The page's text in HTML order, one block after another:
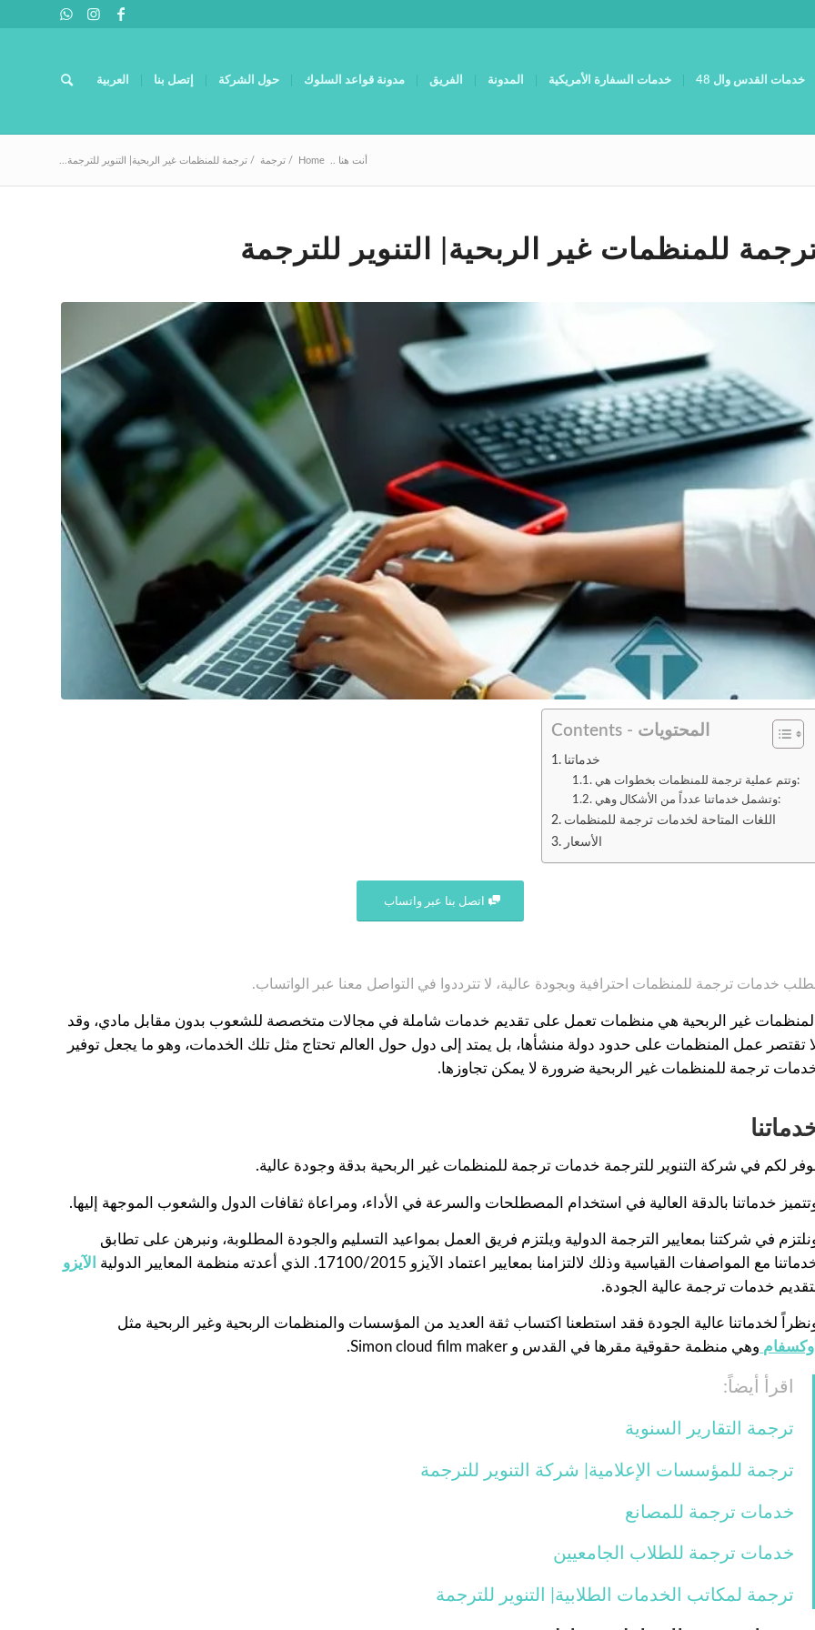
خدمات القدس وال 48 خدمات السفارة الأمريكية المدونة الفريق مدونة قواعد السلوك حول الشركة إتصل بنا العربية
أنت هنا .. Home
/ ترجمة / ترجمة للمنظمات غير الربحية| التنوير للترجمة...
للمنظمات غير الربحية| التنوير للترجمة
Contents - المحتويات
خدماتنا
وتتم عملية ترجمة للمنظمات بخطوات هي:
وتشمل خدماتنا عدداً من الأشكال وهي:
اللغات المتاحة لخدمات ترجمة للمنظمات
الأسعار
اتصل بنا عبر واتساب
خدمات ترجمة للمنظمات احترافية وبجودة عالية، لا تترددوا في التواصل معنا عبر الواتساب.
المنظمات غير الربحية هي منظمات تعمل على تقديم خدمات شاملة في مجالات متخصصة للشعوب بدون مقابل مادي، وقد
تقتصر عمل المنظمات على حدود دولة منشأها، بل يمتد إلى دول حول العالم تحتاج مثل تلك الخدمات، وهو ما يجعل توفير
ترجمة للمنظمات غير الربحية ضرورة لا يمكن تجاوزها.
لكم في شركة التنوير للترجمة خدمات ترجمة للمنظمات غير الربحية بدقة وجودة عالية.
خدماتنا بالدقة العالية في استخدام المصطلحات والسرعة في الأداء، ومراعاة ثقافات الدول والشعوب الموجهة إليها.
في شركتنا بمعايير الترجمة الدولية ويلتزم فريق العمل بمواعيد التسليم والجودة المطلوبة، ونبرهن على تطابق
مع المواصفات القياسية وذلك لالتزامنا بمعايير اعتماد الآيزو 17100/2015. الذي أعدته منظمة المعايير الدولية
الآيزو
خدمات ترجمة عالية الجودة.
لخدماتنا عالية الجودة فقد استطعنا اكتساب ثقة العديد من المؤسسات والمنظمات الربحية وغير الربحية مثل
أوكسفام وهي منظمة حقوقية مقرها في القدس و Simon cloud film maker.
اقرأ أيضاً:
ترجمة التقارير السنوية
ترجمة للمؤسسات الإعلامية| شركة التنوير للترجمة
خدمات ترجمة للمصانع
خدمات ترجمة للطلاب الجامعيين
ترجمة لمكاتب الخدمات الطلابية| التنوير للترجمة